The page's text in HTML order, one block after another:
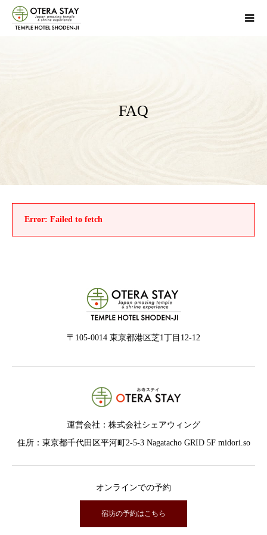
FAQ
Error: Failed to fetch
〒105-0014 東京都港区芝1丁目12-12
運営会社：株式会社シェアウィング
住所：東京都千代田区平河町2-5-3 Nagatacho GRID 5F midori.so
オンラインでの予約
宿坊の予約はこちら